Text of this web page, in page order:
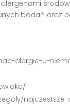
badań oraz
alergie-u-